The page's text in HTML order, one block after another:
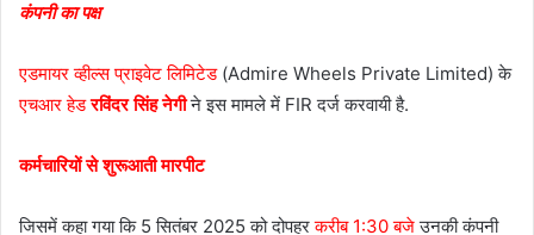
कंपनी का पक्ष
एडमायर व्हील्स प्राइवेट लिमिटेड(Admire Wheels Private Limited) के
एचआर हेडरविंदर सिंह नेगीने इस मामले में FIR दर्ज करवायी है.
कर्मचारियों से शुरूआती मारपीट
जिसमें कहा गया कि 5 सितंबर 2025 को दोपहरकरीब 1:30 बजेउनकी कंपनी